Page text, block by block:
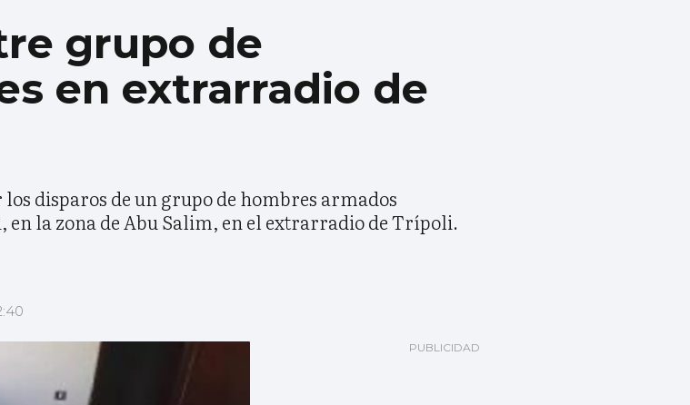
grupo de
en extrarradio de
disparos de un grupo de hombres armados
la zona de Abu Salim, en el extrarradio de Trípoli.